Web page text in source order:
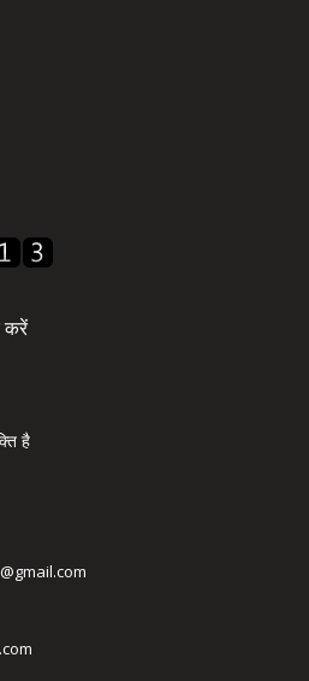
करें
है